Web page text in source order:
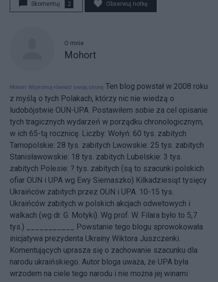
Skomentuj 2 Obserwuj notkę
O mnie
Mohort
Mohort Wypromuj również swoją stronę Ten blog powstał w 2008 roku
z myślą o tych Polakach, którzy nic nie wiedzą o
ludobójstwie OUN-UPA. Postawiłem sobie za cel opisanie
tych tragicznych wydarzeń w porządku chronologicznym,
w ich 65-tą rocznicę. Liczby: Wołyń: 60 tys. zabitych
Tarnopolskie: 28 tys. zabitych Lwowskie: 25 tys. zabitych
Stanisławowskie: 18 tys. zabitych Lubelskie: 3 tys.
zabitych Polesie: ? tys. zabitych (są to szacunki polskich
ofiar OUN i UPA wg Ewy Siemaszko) Kilkadziesiąt tysięcy
Ukraińców zabitych przez OUN i UPA. 10-15 tys.
Ukraińców zabitych w polskich akcjach odwetowych i
walkach (wg dr. G. Motyki). Wg prof. W. Filara było to 5,7
tys.) ___________ Powstanie tego blogu sprowokowała
inicjatywa prezydenta Ukrainy Wiktora Juszczenki.
Komentujących uprasza się o zachowanie szacunku dla
narodu ukraińskiego. Autor bloga uważa, że UPA była
wrzodem na ciele tego narodu i nie można jej winami